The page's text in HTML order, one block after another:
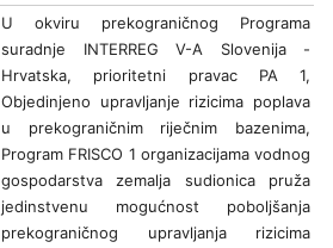
U okviru prekograničnog Programa
suradnje INTERREG V-A Slovenija -
Hrvatska, prioritetni pravac PA 1,
Objedinjeno upravljanje rizicima poplava
u prekograničnim riječnim bazenima,
Program FRISCO 1 organizacijama vodnog
gospodarstva zemalja sudionica pruža
jedinstvenu mogućnost poboljšanja
prekograničnog upravljanja rizicima